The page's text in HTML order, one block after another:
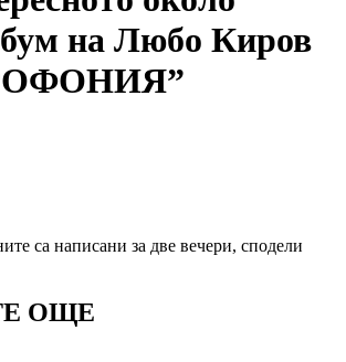
на Любо Киров
са написани за две вечери, сподели
ОЩЕ